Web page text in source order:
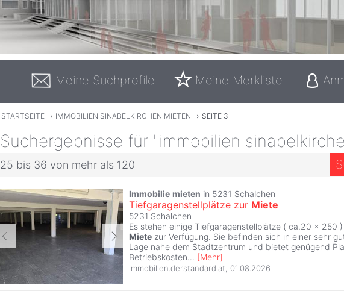
Meine Suchprofile Meine Merkliste
STARTSEITE › IMMOBILIEN SINABELKIRCHEN MIETEN › SEITE 3
Suchergebnisse für "immobilien
25 bis 36 von mehr als 120
Immobilie mieten in 5231 Schalchen
Tiefgaragenstellplätze zur Miete
5231 Schalchen
Es stehen einige Tiefgaragenstellplätze ( ca.20 x 250
Miete zur Verfügung. Sie befinden sich in einer sehr
Lage nahe dem Stadtzentrum und bietet genügend
Betriebskosten... [Mehr]
immobilien.derstandard.at 01.08.2026